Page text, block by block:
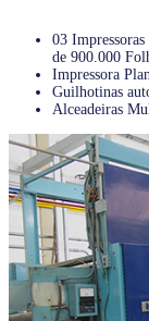
03
de 900.000
Impressora
Guilhotinas
Alceadeiras